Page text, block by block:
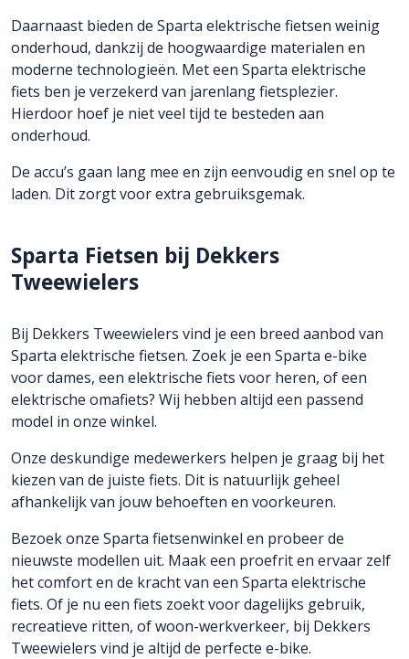
Daarnaast bieden de Sparta elektrische fietsen weinig
onderhoud, dankzij de hoogwaardige materialen en
moderne technologieën. Met een Sparta elektrische
fiets ben je verzekerd van jarenlang fietsplezier.
Hierdoor hoef je niet veel tijd te besteden aan
onderhoud.
De accu’s gaan lang mee en zijn eenvoudig en snel op te
laden. Dit zorgt voor extra gebruiksgemak.
Sparta Fietsen bij Dekkers
Tweewielers
Bij Dekkers Tweewielers vind je een breed aanbod van
Sparta elektrische fietsen. Zoek je een Sparta e-bike
voor dames, een elektrische fiets voor heren, of een
elektrische omafiets? Wij hebben altijd een passend
model in onze winkel.
Onze deskundige medewerkers helpen je graag bij het
kiezen van de juiste fiets. Dit is natuurlijk geheel
afhankelijk van jouw behoeften en voorkeuren.
Bezoek onze Sparta fietsenwinkel en probeer de
nieuwste modellen uit. Maak een proefrit en ervaar zelf
het comfort en de kracht van een Sparta elektrische
fiets. Of je nu een fiets zoekt voor dagelijks gebruik,
recreatieve ritten, of woon-werkverkeer, bij Dekkers
Tweewielers vind je altijd de perfecte e-bike.